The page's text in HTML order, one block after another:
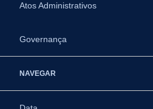
Atos Administrativos
Governança
NAVEGAR